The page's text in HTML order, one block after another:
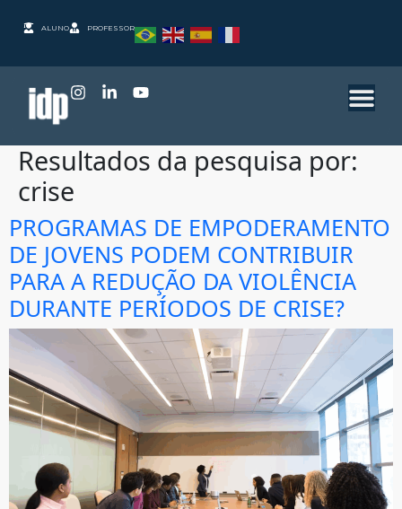
ALUNO PROFESSOR
Resultados da pesquisa por:
crise
PROGRAMAS DE EMPODERAMENTO
DE JOVENS PODEM CONTRIBUIR
PARA A REDUÇÃO DA VIOLÊNCIA
DURANTE PERÍODOS DE CRISE?